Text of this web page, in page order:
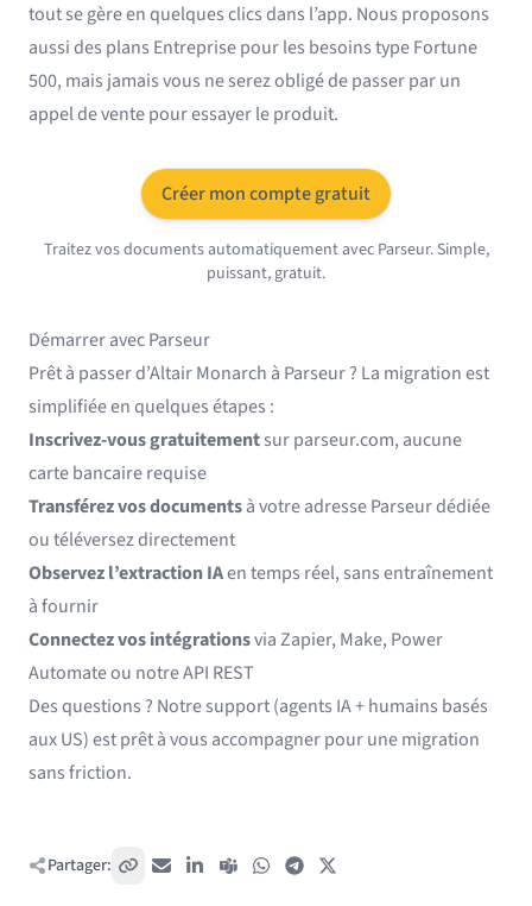
tout se gère en quelques clics dans l’app. Nous proposons
aussi des plans Entreprise pour les besoins type Fortune
500, mais jamais vous ne serez obligé de passer par un
appel de vente pour essayer le produit.
Créer mon compte gratuit
Traitez vos documents automatiquement avec Parseur. Simple,
puissant, gratuit.
Démarrer avec Parseur
Prêt à passer d’Altair Monarch à Parseur ? La migration est
simplifiée en quelques étapes :
Inscrivez-vous gratuitementsurparseur.com, aucune
carte bancaire requise
Transférez vos documentsà votre adresse Parseur dédiée
ou téléversez directement
Observez l’extraction IAen temps réel, sans entraînement
à fournir
Connectez vos intégrationsviaZapier, Make, Power
Automateou notre API REST
Des questions ? Notre support (agents IA + humains basés
aux US) est prêt à vous accompagner pour une migration
sans friction.
Partager: Copier le lien
E-mail LinkedIn
Teams WhatsAppTelegram